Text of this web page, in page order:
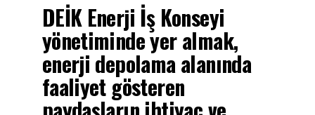
DEİK Enerji İş Konseyi
yönetiminde yer almak,
enerji depolama alanında
faaliyet gösteren